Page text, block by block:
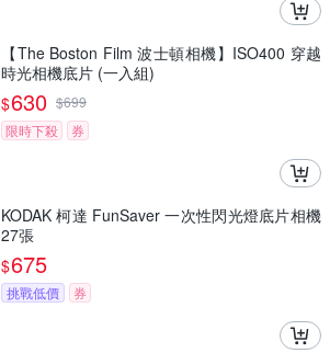
【The Boston Film 波士頓相機】ISO400 穿越
時光相機底片 (一入組)
$630 $699
限時下殺
券
KODAK 柯達 FunSaver 一次性閃光燈底片相機
27張
$675
挑戰低價 券